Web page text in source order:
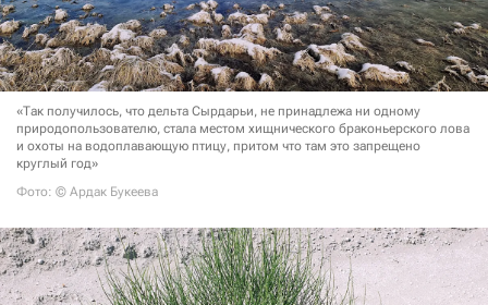
«Так получилось, что дельта Сырдарьи, не принадлежа ни одному
природопользователю, стала местом хищнического браконьерского лова
и охоты на водоплавающую птицу, притом что там это запрещено
круглый год»
Фото: © Ардак Букеева